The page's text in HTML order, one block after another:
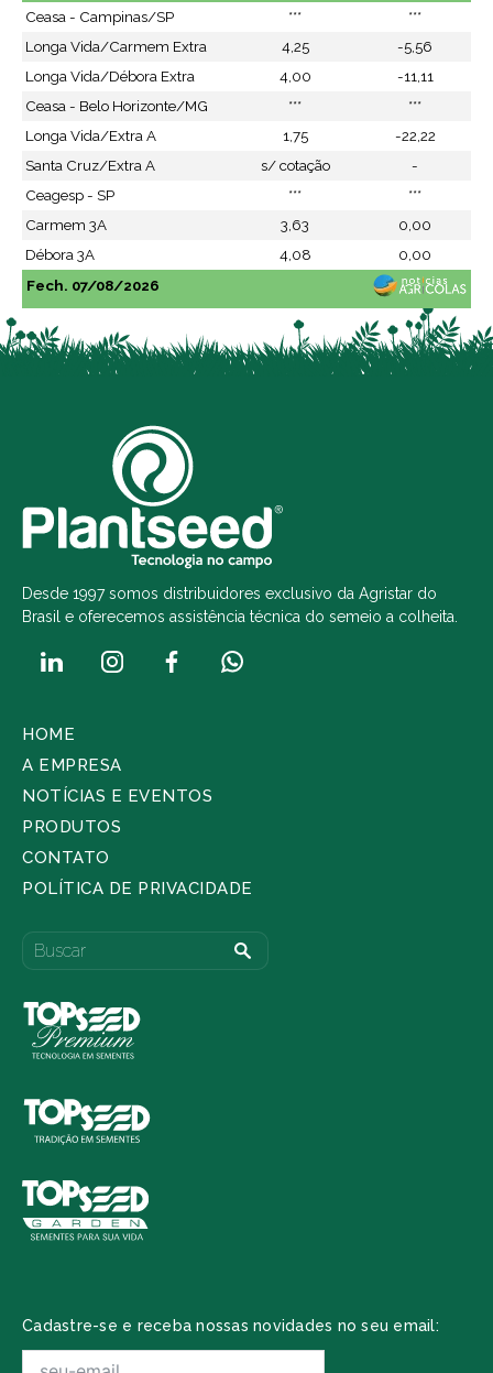
Ceasa - Campinas/SP
***
***
Longa Vida/Carmem Extra
4,25
-5,56
Longa Vida/Débora Extra
4,00
-11,11
Ceasa - Belo Horizonte/MG
***
***
Longa Vida/Extra A
1,75
-22,22
Santa Cruz/Extra A
s/ cotação
-
Ceagesp - SP
***
***
Carmem 3A
3,63
0,00
Débora 3A
4,08
0,00
Fech. 07/08/2026
Desde 1997 somos distribuidores exclusivo da Agristar do
Brasil e oferecemos assistência técnica do semeio a colheita.
HOME
A EMPRESA
NOTÍCIAS E EVENTOS
PRODUTOS
CONTATO
POLÍTICA DE PRIVACIDADE
Cadastre-se e receba nossas novidades no seu email: